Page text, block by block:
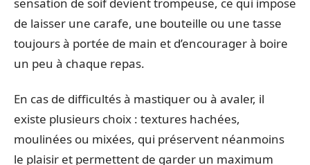
de laisser une carafe, une bouteille ou une tasse
toujours à portée de main et d’encourager à boire
un peu à chaque repas.
En cas de difficultés à mastiquer ou à avaler, il
existe plusieurs choix : textures hachées,
moulinées ou mixées, qui préservent néanmoins
le plaisir et permettent de garder un maximum